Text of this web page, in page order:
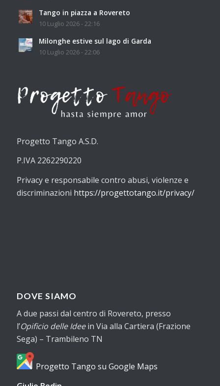
Tango in piazza a Rovereto
10 Luglio 2026 - 22:16
Milonghe estive sul lago di Garda
10 Luglio 2026 - 22:06
Progetto Tango A.S.D.
P.IVA 2262290220
Privacy e responsabile contro abusi, violenze e
discriminazioni https://progettotango.it/privacy/
DOVE SIAMO
A due passi dal centro di Rovereto, presso
l’Opificio delle Ideein Via alla Cartiera (Frazione
Sega) – Trambileno TN
Progetto Tango su Google Maps